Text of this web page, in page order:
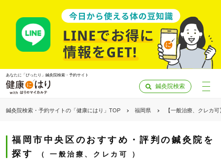
あなたに「ぴったり」鍼灸院検索・予約サイト
鍼灸院検索
鍼灸院検索・予約サイトの「健康にはり」TOP 福岡県 【一般治療、クレカ
福岡市中央区のおすすめ・評判の鍼灸院を
探す
一般治療、クレカ可